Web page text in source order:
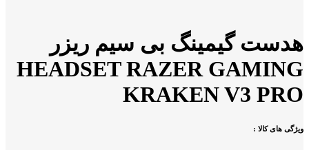
هدست گیمینگ بی سیم ریزر
HEADSET RAZER GAMING
KRAKEN V3 PRO
ویژگی های کالا :